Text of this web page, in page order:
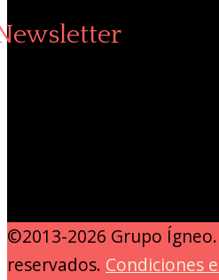
©2013-2026 Grupo
reservados. Condiciones